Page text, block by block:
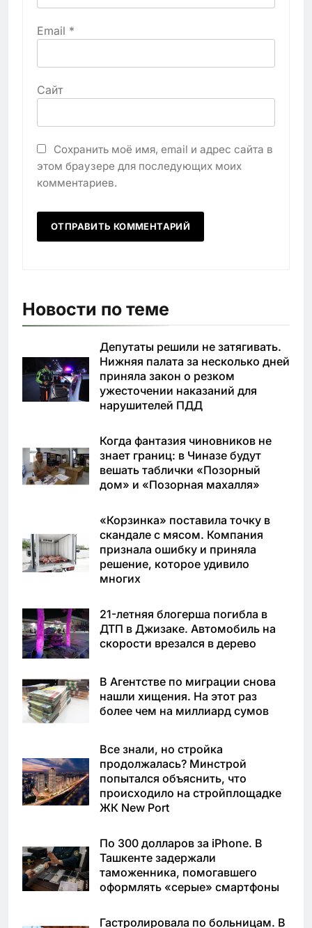
Email *
Сайт
Сохранить моё имя, email и адрес сайта в
этом браузере для последующих моих
комментариев.
Новости по теме
Депутаты решили не затягивать.
Нижняя палата за несколько дней
приняла закон о резком
ужесточении наказаний для
нарушителей ПДД
Когда фантазия чиновников не
знает границ: в Чиназе будут
вешать таблички «Позорный
дом» и «Позорная махалля»
«Корзинка» поставила точку в
скандале с мясом. Компания
признала ошибку и приняла
решение, которое удивило
многих
21-летняя блогерша погибла в
ДТП в Джизаке. Автомобиль на
скорости врезался в дерево
В Агентстве по миграции снова
нашли хищения. На этот раз
более чем на миллиард сумов
Все знали, но стройка
продолжалась? Минстрой
попытался объяснить, что
происходило на стройплощадке
ЖК New Port
По 300 долларов за iPhone. В
Ташкенте задержали
таможенника, помогавшего
оформлять «серые» смартфоны
Гастролировала по больницам. В